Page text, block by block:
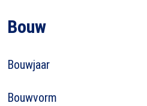
Bouw
Bouwjaar
Bouwvorm